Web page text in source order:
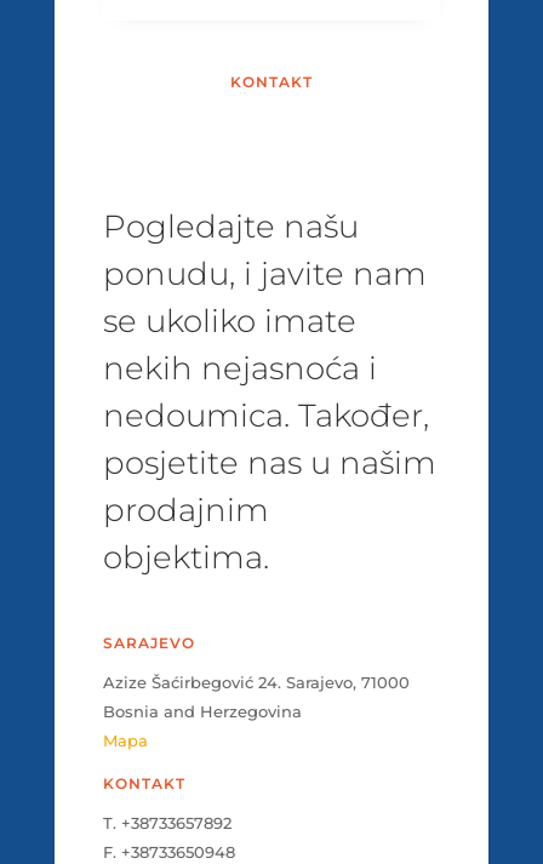
KONTAKT
Pogledajte našu
ponudu, i javite nam
se ukoliko imate
nekih nejasnoća i
nedoumica. Također,
posjetite nas u našim
prodajnim
objektima.
SARAJEVO
Azize Šaćirbegović 24. Sarajevo, 71000
Bosnia and Herzegovina
Mapa
KONTAKT
T. +38733657892
F. +38733650948